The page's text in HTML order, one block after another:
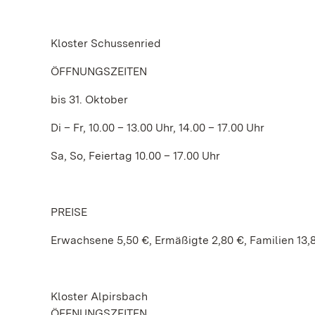
Kloster Schussenried
ÖFFNUNGSZEITEN
bis 31. Oktober
Di – Fr, 10.00 – 13.00 Uhr, 14.00 – 17.00 Uhr
Sa, So, Feiertag 10.00 – 17.00 Uhr
PREISE
Erwachsene 5,50 €, Ermäßigte 2,80 €, Familien
Kloster Alpirsbach